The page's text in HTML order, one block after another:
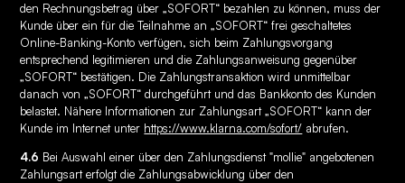
den Rechnungsbetrag über „SOFORT“ bezahlen zu können, muss der
Kunde über ein für die Teilnahme an „SOFORT“ frei geschaltetes
Online-Banking-Konto verfügen, sich beim Zahlungsvorgang
entsprechend legitimieren und die Zahlungsanweisung gegenüber
„SOFORT“ bestätigen. Die Zahlungstransaktion wird unmittelbar
danach von „SOFORT“ durchgeführt und das Bankkonto des Kunden
belastet. Nähere Informationen zur Zahlungsart „SOFORT“ kann der
Kunde im Internet unter https://www.klarna.com/sofort/ abrufen.
4.6 Bei Auswahl einer über den Zahlungsdienst "mollie" angebotenen
Zahlungsart erfolgt die Zahlungsabwicklung über den